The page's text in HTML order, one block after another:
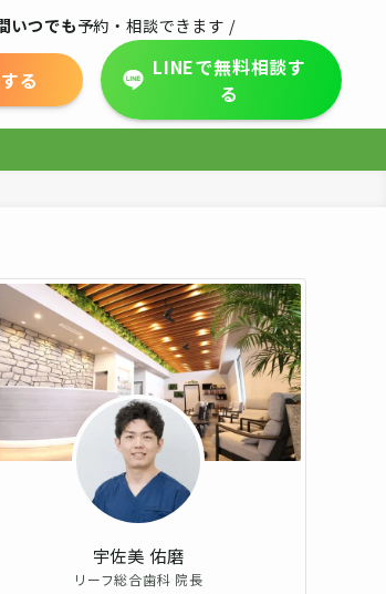
いつでも予約・相談できます /
る
LINEで無料相談す
る
宇佐美 佑磨
リーフ総合歯科 院長